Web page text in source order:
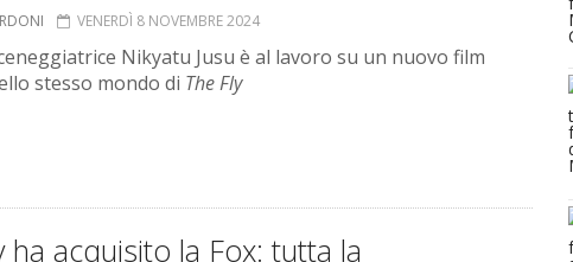
VENERDÌ 8 NOVEMBRE 2024
Nikyatu Jusu è al lavoro su un nuovo film
stesso mondo di The Fly
ha acquisito la Fox: tutta la